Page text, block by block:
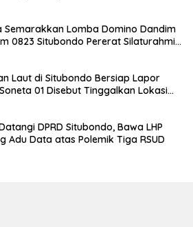
Semarakkan Lomba Domino Dandim
0823 Situbondo Pererat Silaturahmi
Laut di Situbondo Bersiap Lapor
01 Disebut Tinggalkan Lokasi
DPRD Situbondo, Bawa LHP
Adu Data atas Polemik Tiga RSUD